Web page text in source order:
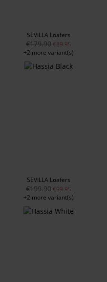
SEVILLA Loafers
€179.90 €89.95
+2 more variant(s)
SEVILLA Loafers
€199.90 €99.95
+2 more variant(s)